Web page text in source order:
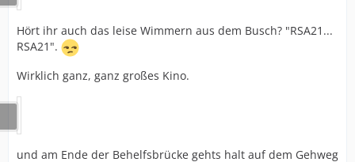
Hört ihr auch das leise Wimmern aus dem Busch? "RSA21...
RSA21".
Wirklich ganz, ganz großes Kino.
und am Ende der Behelfsbrücke gehts halt auf dem Gehweg